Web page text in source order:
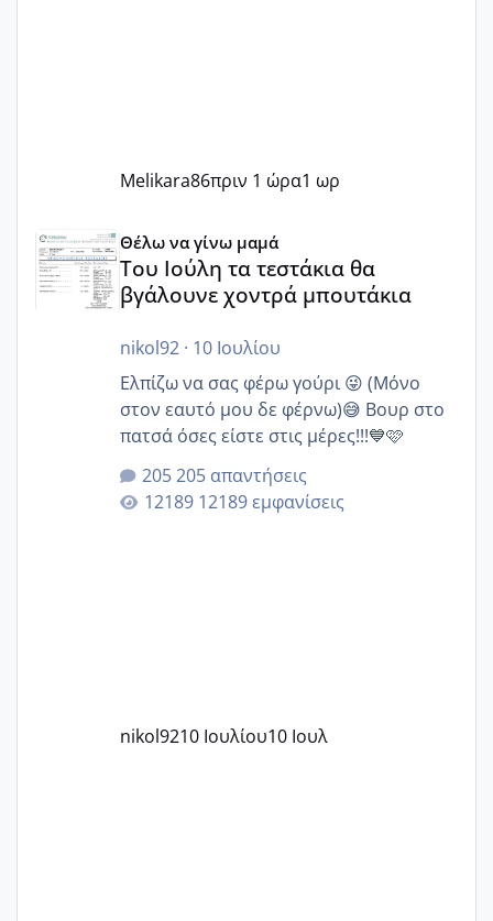
Melikara86πριν 1 ώρα1 ωρ
Θέλω να γίνω μαμά
Του Ιούλη τα τεστάκια θα
βγάλουνε χοντρά μπουτάκια
nikol92· 10 Ιουλίου
Ελπίζω να σας φέρω γούρι 😜 (Μόνο
στον εαυτό μου δε φέρνω)😅 Βουρ στο
πατσά όσες είστε στις μέρες!!!💙🩷
205 απαντήσεις
12189 εμφανίσεις
nikol9210 Ιουλίου10 Ιουλ